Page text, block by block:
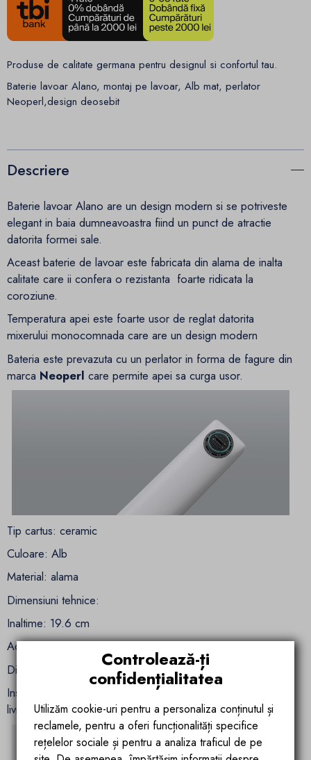
Produse de calitate germana pentru designul si confortul tau.
Baterie lavoar Alano, montaj pe lavoar, Alb mat, perlator
Neoperl,design deosebit
Descriere
Baterie lavoar Alano are un design modern si se potriveste
elegant in baia dumneavoastra fiind un punct de atractie
datorita formei sale.
Aceast baterie de lavoar este fabricata din alama de inalta
calitate care ii confera o rezistanta foarte ridicata la
coroziune.
Temperatura apei este foarte usor de reglat datorita
mixerului monocomnada care are un design modern
Bateria este prevazuta cu un perlator in forma de fagure din
marca Neoperl care permite apei sa curga usor.
Tip cartus: ceramic
Culoare: Alb
Material: alama
Dimensiuni tehnice:
Inaltime: 19.6 cm
Adancime pipa: 14.75 cm
Diametru gaura baterie: 4.8 cm
Instalare usoara conform instructiunilor iar produsul se
livreaza complet cu accesoriile si kitul de montaj:
Controlează-ți
confidențialitatea
Utilizăm cookie-uri pentru a personaliza conținutul și
reclamele, pentru a oferi funcționalități specifice
rețelelor sociale și pentru a analiza traficul de pe